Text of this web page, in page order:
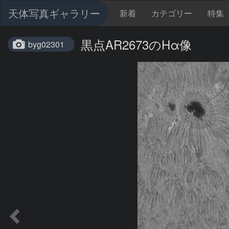
天体写真ギャラリー 新着 カテゴリー 特集
byg02301 黒点AR2673のHα像